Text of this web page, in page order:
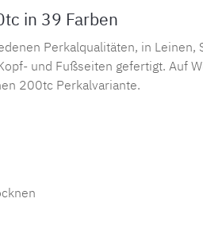
in 39 Farben
Perkalqualitäten, in Leinen,
und Fußseiten gefertigt. Auf
200tc Perkalvariante.